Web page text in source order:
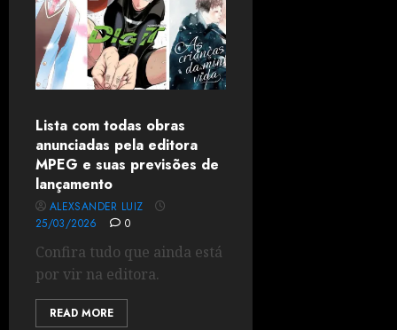
Lista com todas obras
anunciadas pela editora
MPEG e suas previsões de
lançamento
ALEXSANDER LUIZ
25/03/2026
0
Confira tudo que ainda está
por vir na editora.
READ MORE